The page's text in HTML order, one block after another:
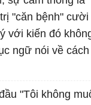
"căn bệnh"
với kiến đó
ngữ nói về
"Tôi không